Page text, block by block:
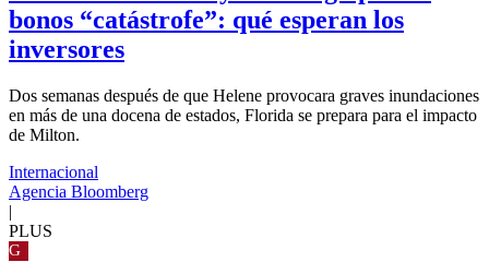
bonos “catástrofe”: qué esperan los
inversores
Dos semanas después de que Helene provocara graves inundaciones
en más de una docena de estados, Florida se prepara para el impacto
de Milton.
Internacional
Agencia Bloomberg
|
PLUS
G